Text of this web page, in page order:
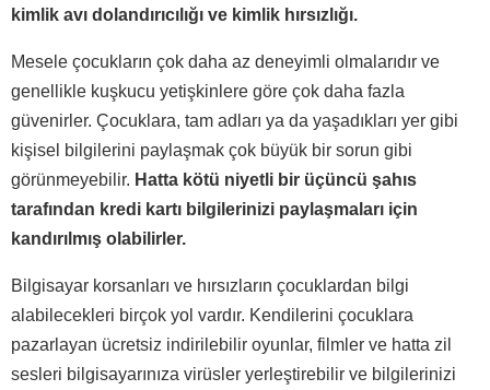
kimlik avı dolandırıcılığı ve kimlik hırsızlığı.
Mesele çocukların çok daha az deneyimli olmalarıdır ve
genellikle kuşkucu yetişkinlere göre çok daha fazla
güvenirler. Çocuklara, tam adları ya da yaşadıkları yer gibi
kişisel bilgilerini paylaşmak çok büyük bir sorun gibi
görünmeyebilir. Hatta kötü niyetli bir üçüncü şahıs
tarafından kredi kartı bilgilerinizi paylaşmaları için
kandırılmış olabilirler.
Bilgisayar korsanları ve hırsızların çocuklardan bilgi
alabilecekleri birçok yol vardır. Kendilerini çocuklara
pazarlayan ücretsiz indirilebilir oyunlar, filmler ve hatta zil
sesleri bilgisayarınıza virüsler yerleştirebilir ve bilgilerinizi